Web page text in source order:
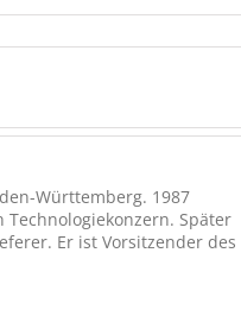
Württemberg. 1987
Später
Er ist Vorsitzender des